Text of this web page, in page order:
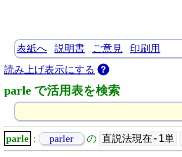
表紙へ 説明書 ご意見
印刷用
読み上げ表示にする
parle で活用表を検索
parle : parler の 直説法現在-1単